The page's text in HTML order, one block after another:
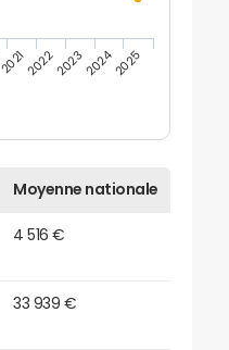
20212022202320242025
Moyenne nationale
4 516 €
33 939 €